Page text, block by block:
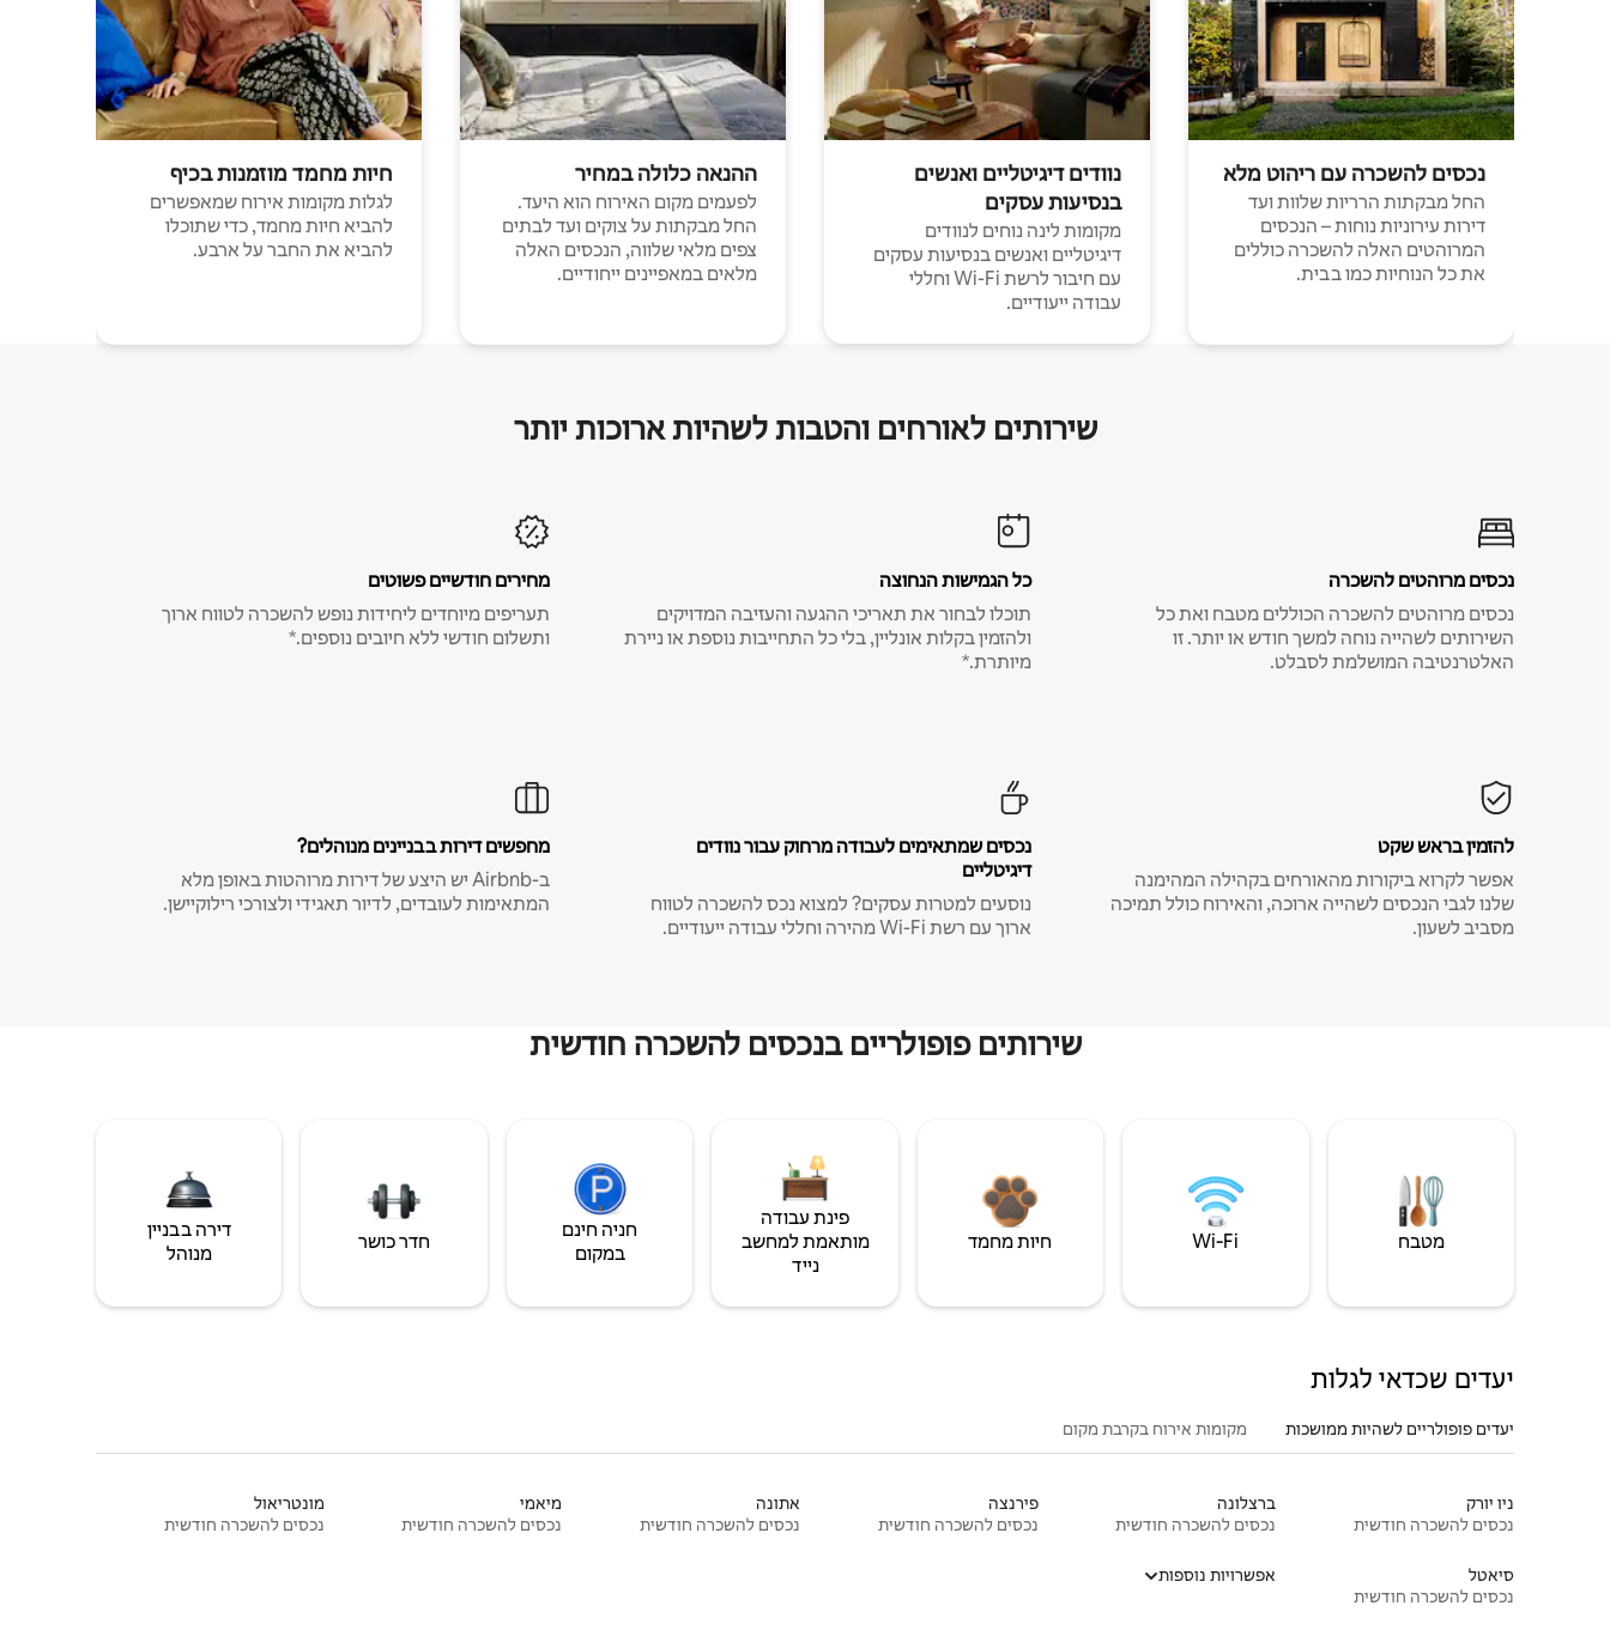
נכסים להשכרה עם ריהוט מלא
החל מבקתות הרריות שלוות ועד
דירות עירוניות נוחות – הנכסים
המרוהטים האלה להשכרה כוללים
את כל הנוחיות כמו בבית.
נוודים דיגיטליים ואנשים
בנסיעות עסקים
מקומות לינה נוחים לנוודים
דיגיטליים ואנשים בנסיעות עסקים
עם חיבור לרשת Wi-Fi וחללי
עבודה ייעודיים.
ההנאה כלולה במחיר
לפעמים מקום האירוח הוא היעד.
החל מבקתות על צוקים ועד לבתים
צפים מלאי שלווה, הנכסים האלה
מלאים במאפיינים ייחודיים.
חיות מחמד מוזמנות בכיף
לגלות מקומות אירוח שמאפשרים
להביא חיות מחמד, כדי שתוכלו
להביא את החבר על ארבע.
שירותים לאורחים והטבות לשהיות ארוכות יותר
נכסים מרוהטים להשכרה
נכסים מרוהטים להשכרה הכוללים מטבח ואת כל
השירותים לשהייה נוחה למשך חודש או יותר. זו
האלטרנטיבה המושלמת לסבלט.
כל הגמישות הנחוצה
תוכלו לבחור את תאריכי ההגעה והעזיבה המדויקים
ולהזמין בקלות אונליין, בלי כל התחייבות נוספת או ניירת
מיותרת.*
מחירים חודשיים פשוטים
תעריפים מיוחדים ליחידות נופש להשכרה לטווח ארוך
ותשלום חודשי ללא חיובים נוספים.*
להזמין בראש שקט
אפשר לקרוא ביקורות מהאורחים בקהילה המהימנה
שלנו לגבי הנכסים לשהייה ארוכה, והאירוח כולל תמיכה
מסביב לשעון.
נכסים שמתאימים לעבודה מרחוק עבור נוודים
דיגיטליים
נוסעים למטרות עסקים? למצוא נכס להשכרה לטווח
ארוך עם רשת Wi-Fi מהירה וחללי עבודה ייעודיים.
מחפשים דירות בבניינים מנוהלים?
ב-Airbnb יש היצע של דירות מרוהטות באופן מלא
המתאימות לעובדים, לדיור תאגידי ולצורכי רילוקיישן.
שירותים פופולריים בנכסים להשכרה חודשית
מטבח Wi‑Fi חיות מחמד
פינת עבודה
מותאמת למחשב
נייד
חניה חינם
במקום
חדר כושר
דירה בבניין
מנוהל
יעדים שכדאי לגלות
יעדים פופולריים לשהיות ממושכות מקומות אירוח בקרבת מקום
ניו יורק
נכסים להשכרה חודשית
ברצלונה
נכסים להשכרה חודשית
פירנצה
נכסים להשכרה חודשית
אתונה
נכסים להשכרה חודשית
מיאמי
נכסים להשכרה חודשית
מונטריאול
נכסים להשכרה חודשית
סיאטל
נכסים להשכרה חודשית
אפשרויות נוספות